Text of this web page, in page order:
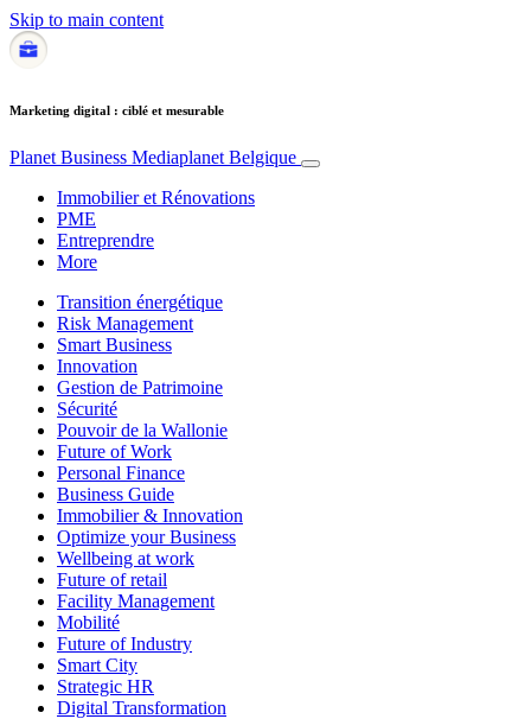
Skip to main content
Marketing digital : ciblé et mesurable
Planet Business Mediaplanet Belgique
Immobilier et Rénovations
PME
Entreprendre
More
Transition énergétique
Risk Management
Smart Business
Innovation
Gestion de Patrimoine
Sécurité
Pouvoir de la Wallonie
Future of Work
Personal Finance
Business Guide
Immobilier & Innovation
Optimize your Business
Wellbeing at work
Future of retail
Facility Management
Mobilité
Future of Industry
Smart City
Strategic HR
Digital Transformation